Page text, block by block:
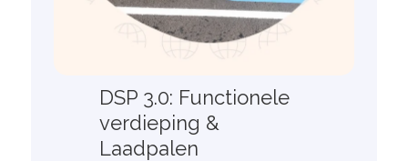
DSP 3.0: Functionele
verdieping &
Laadpalen